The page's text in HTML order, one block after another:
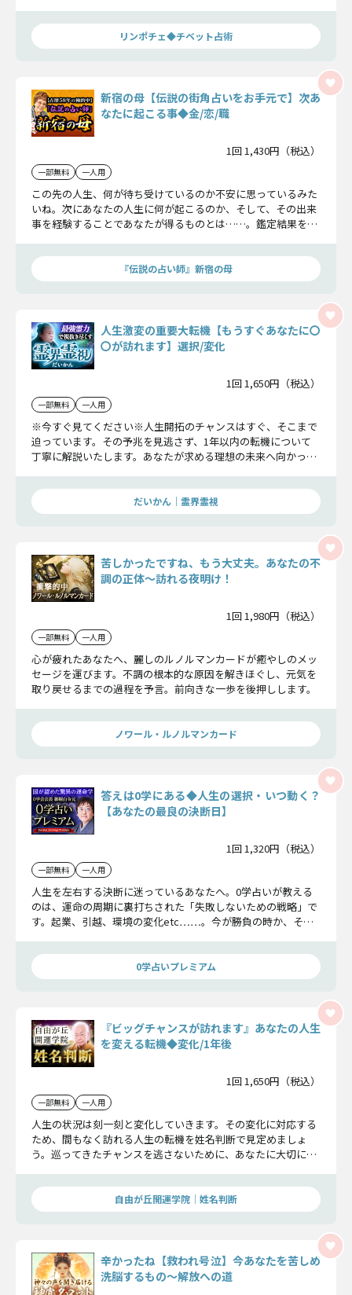
リンポチェ◆チベット占術
新宿の母【伝説の街角占いをお手元で】次あ
なたに起こる事◆金/恋/職
1回 1,430円（税込）
一部無料 一人用
この先の人生、何が待ち受けているのか不安に思っているみた
いね。次にあなたの人生に何が起こるのか、そして、その出来
事を経験することであなたが得るものとは……。鑑定結果を是
『伝説の占い師』新宿の母
人生激変の重要大転機【もうすぐあなたに〇
〇が訪れます】選択/変化
1回 1,650円（税込）
一部無料 一人用
※今すぐ見てください※人生開拓のチャンスはすぐ、そこまで
迫っています。その予兆を見逃さず、1年以内の転機について
丁寧に解説いたします。あなたが求める理想の未来へ向かっ
だいかん｜霊界霊視
苦しかったですね、もう大丈夫。あなたの不
調の正体〜訪れる夜明け！
1回 1,980円（税込）
一部無料 一人用
心が疲れたあなたへ、麗しのルノルマンカードが癒やしのメッ
セージを運びます。不調の根本的な原因を解きほぐし、元気を
取り戻せるまでの過程を予言。前向きな一歩を後押しします。
ノワール・ルノルマンカード
答えは0学にある◆人生の選択・いつ動く？
【あなたの最良の決断日】
1回 1,320円（税込）
一部無料 一人用
人生を左右する決断に迷っているあなたへ。0学占いが教える
のは、運命の周期に裏打ちされた「失敗しないための戦略」で
す。起業、引越、環境の変化etc……。今が勝負の時か、それ
めの「具体的な時期」を断言します。
0学占いプレミアム
『ビッグチャンスが訪れます』あなたの人生
を変える転機◆変化/1年後
1回 1,650円（税込）
一部無料 一人用
人生の状況は刻一刻と変化していきます。その変化に対応する
ため、間もなく訪れる人生の転機を姓名判断で見定めましょ
う。巡ってきたチャンスを逃さないために、あなたに大切にし
自由が丘開運学院│姓名判断
辛かったね【救われ号泣】今あなたを苦しめ
洗脳するもの〜解放への道